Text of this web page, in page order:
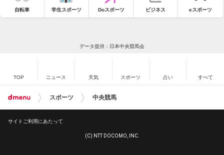
自転車 学生スポーツ Doスポーツ ビジネス eスポーツ
データ提供：日本中央競馬会
TOP ニュース 天気 スポーツ 占い すべて
スポーツ 中央競馬
サイトご利用にあたって
(C) NTT DOCOMO, INC.